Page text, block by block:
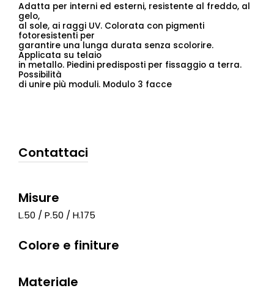
Adatta per interni ed esterni, resistente al freddo, al
gelo,
al sole, ai raggi UV. Colorata con pigmenti
fotoresistenti per
garantire una lunga durata senza scolorire.
Applicata su telaio
in metallo. Piedini predisposti per fissaggio a terra.
Possibilità
di unire più moduli. Modulo 3 facce
Contattaci
Misure
L.50 / P.50 / H.175
Colore e finiture
Materiale